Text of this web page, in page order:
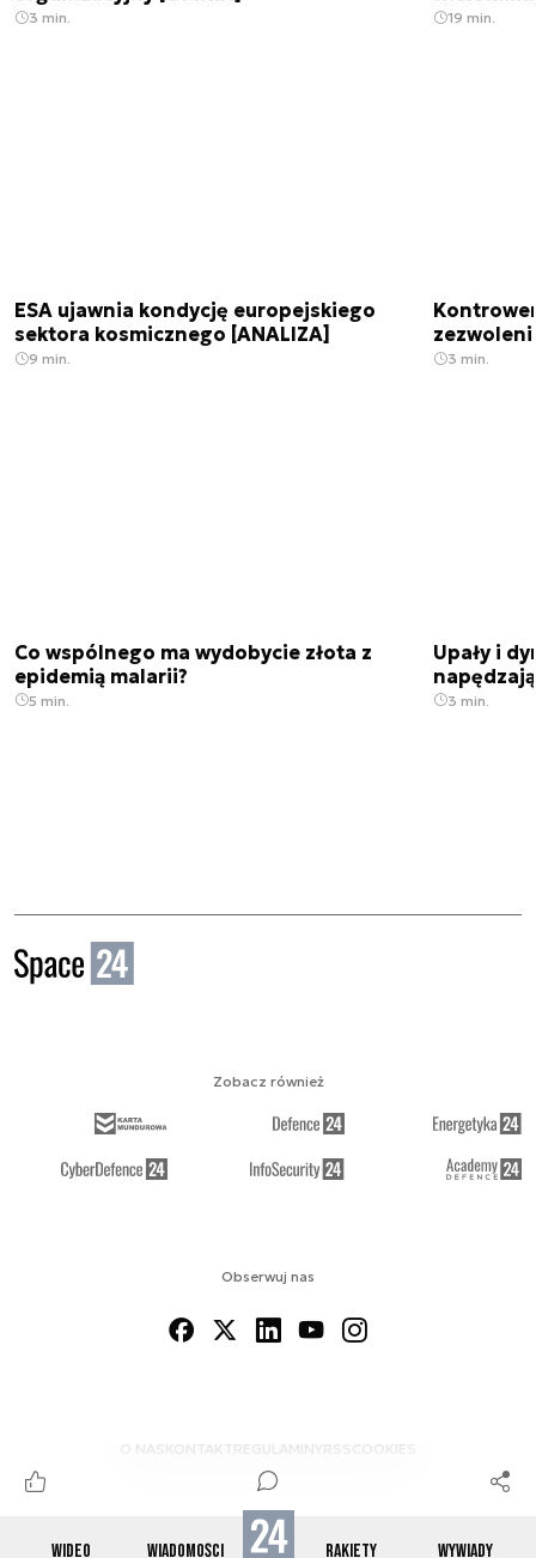
WIDEO WIADOMOŚCI RAKIETY WYWIADY
3 min. 19 min.
ESA ujawnia kondycję europejskiego
sektora kosmicznego [ANALIZA]
9 min. 3 min.
Co wspólnego ma wydobycie złota z
epidemią malarii?
5 min.
Upały i
3 min.
Obserwuj nas
O NAS KONTAKTREGULAMINYRSS COOKIES
Zobacz również